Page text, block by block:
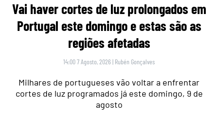
Vai haver cortes de luz prolongados em
Portugal este domingo e estas são as
regiões afetadas
14:00 7 Agosto, 2026 | Rubén Gonçalves
Milhares de portugueses vão voltar a enfrentar
cortes de luz programados já este domingo, 9 de
agosto